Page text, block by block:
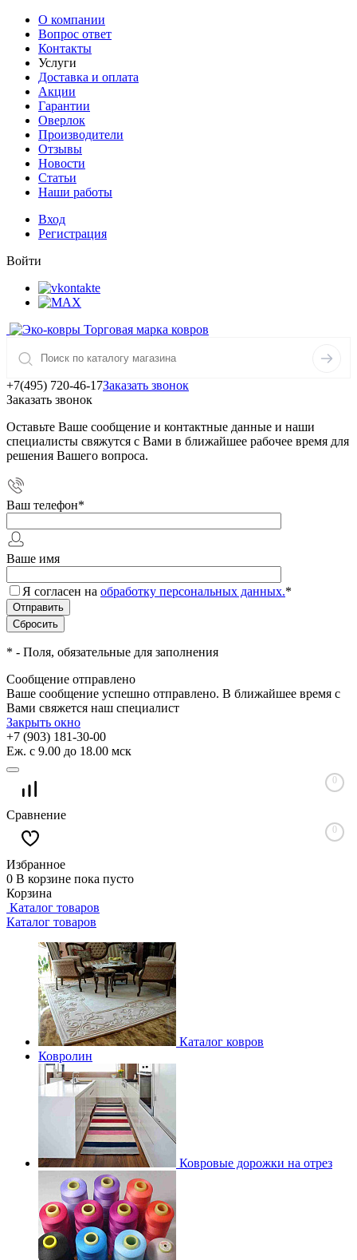
О компании
Вопрос ответ
Контакты
Услуги
Доставка и оплата
Акции
Гарантии
Оверлок
Производители
Отзывы
Новости
Статьи
Наши работы
Вход
Регистрация
Войти
Торговая марка ковров
+7(495) 720-46-17Заказать звонок
Заказать звонок
Оставьте Ваше сообщение и контактные данные и наши
специалисты свяжутся с Вами в ближайшее рабочее время для
решения Вашего вопроса.
Ваш телефон*
Ваше имя
Я согласен на обработку персональных данных.*
* - Поля, обязательные для заполнения
Сообщение отправлено
Ваше сообщение успешно отправлено. В ближайшее время с
Вами свяжется наш специалист
Закрыть окно
+7 (903) 181-30-00
Еж. с 9.00 до 18.00 мск
0
Сравнение
0
Избранное
0 В корзине пока пусто
Корзина
Каталог товаров
Каталог товаров
Каталог ковров
Ковролин
Ковровые дорожки на отрез